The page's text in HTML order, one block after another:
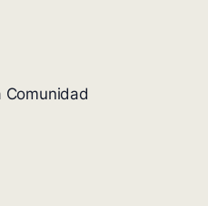
Comunidad